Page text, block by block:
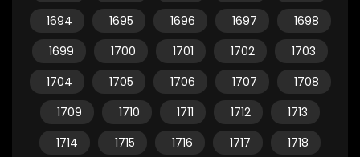
1694
1695 1696 1697
1698
1699
1700 1701 1702
1703
1704
1705 1706 1707
1708
1709
1710 1711 1712
1713
1714
1715 1716 1717
1718